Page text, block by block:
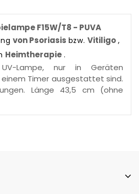
F15W/T8 - PUVA
von Psoriasis bzw. Vitiligo ,
Heimtherapie .
UV-Lampe, nur in Geräten
Timer ausgestattet sind.
Länge 43,5 cm (ohne